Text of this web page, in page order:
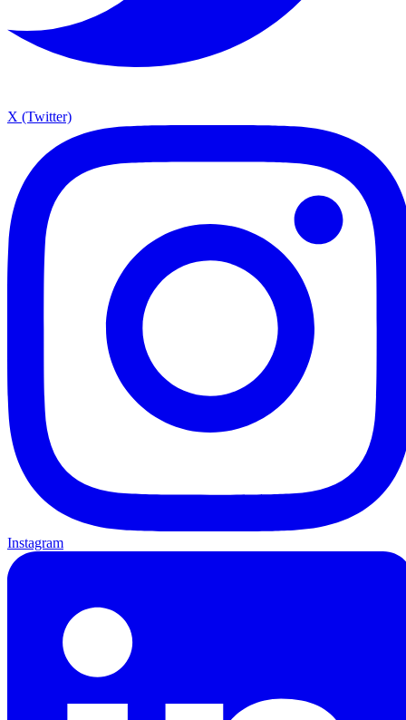
X (Twitter)
Instagram